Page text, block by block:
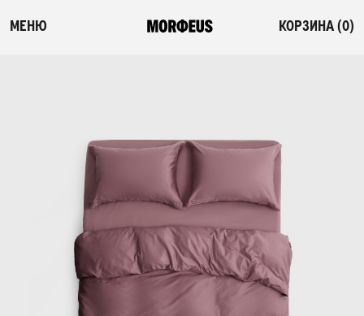
МЕНЮ КОРЗИНА (0)
ФЛЕШ-РАСПРОДАЖА
НОВИНКИ
ПОСТЕЛЬНОЕ БЕЛЬЕ